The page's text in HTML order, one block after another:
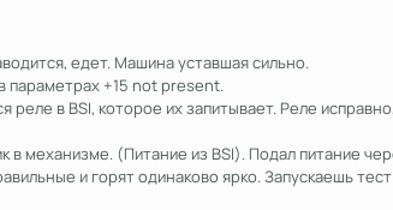
едет. Машина уставшая сильно.
параметрах +15 not present.
в BSI, которое их запитывает. Реле
в механизме. (Питание из BSI). Подал питание
и горят одинаково ярко. Запускаешь